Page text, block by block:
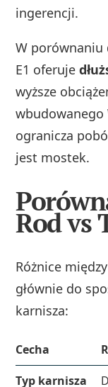
ingerencji.
W porównaniu
E1 oferuje
wyższe
wbudowanego
ogranicza
jest mostek.
Rod vs
Różnice
głównie do
karnisza:
Cecha
Typ karnisza